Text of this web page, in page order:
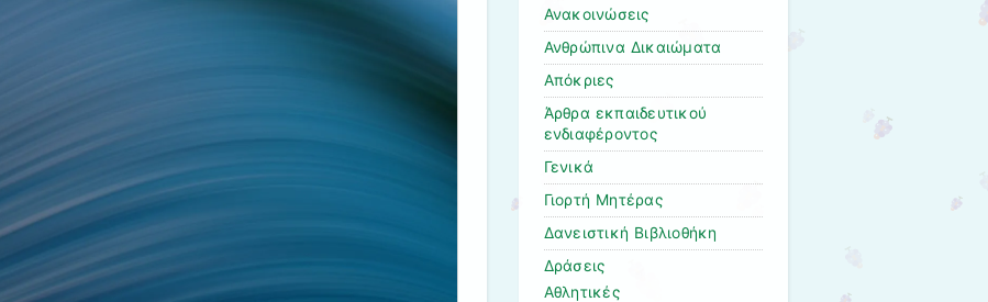
Ανακοινώσεις
Ανθρώπινα Δικαιώματα
Απόκριες
Άρθρα εκπαιδευτικού
ενδιαφέροντος
Γενικά
Γιορτή Μητέρας
Δανειστική Βιβλιοθήκη
Δράσεις
Αθλητικές